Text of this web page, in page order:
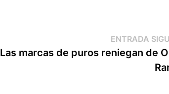
ENTRADA
Las marcas de puros reniegan de